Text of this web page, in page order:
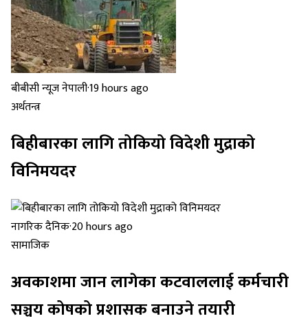
बीबीसी न्यूज नेपाली·19 hours ago
अर्थतन्त्र
बिहीबारका लागि तोकियो विदेशी मुद्राको
विनिमयदर
नागरिक दैनिक·20 hours ago
सामाजिक
अवकाशमा जान लागेका कटवाललाई कर्मचारी
सञ्चय कोषको प्रशासक बनाउने तयारी